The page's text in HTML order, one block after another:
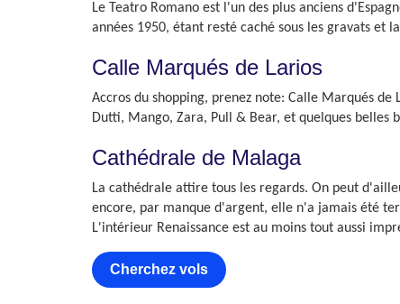
Le Teatro Romano est l'un des plus anciens
années 1950, étant resté caché sous les gravats et
Calle Marqués de Larios
Accros du shopping, prenez note: Calle Marqués
Dutti, Mango, Zara, Pull & Bear, et quelques belles
Cathédrale de Malaga
La cathédrale attire tous les regards. On peut
encore, par manque d'argent, elle n'a jamais été
L'intérieur Renaissance est au moins tout aussi
Cherchez vols